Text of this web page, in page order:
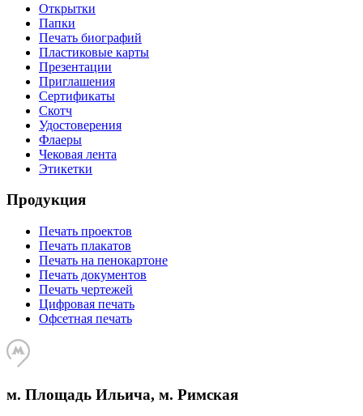
Открытки
Папки
Печать биографий
Пластиковые карты
Презентации
Приглашения
Сертификаты
Скотч
Удостоверения
Флаеры
Чековая лента
Этикетки
Продукция
Печать проектов
Печать плакатов
Печать на пенокартоне
Печать документов
Печать чертежей
Цифровая печать
Офсетная печать
м. Площадь Ильича, м. Римская